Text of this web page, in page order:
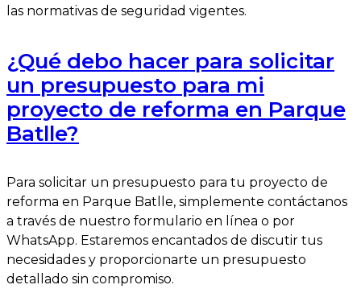
las normativas de seguridad vigentes.
¿Qué debo hacer para solicitar
un presupuesto para mi
proyecto de reforma en Parque
Batlle?
Para solicitar un presupuesto para tu proyecto de
reforma en Parque Batlle, simplemente contáctanos
a través de nuestro formulario en línea o por
WhatsApp. Estaremos encantados de discutir tus
necesidades y proporcionarte un presupuesto
detallado sin compromiso.